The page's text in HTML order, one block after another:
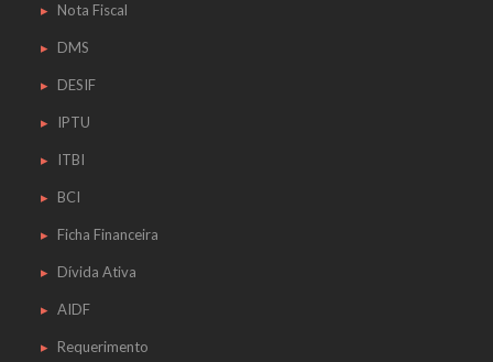
Nota Fiscal
DMS
DESIF
IPTU
ITBI
BCI
Ficha Financeira
Dívida Ativa
AIDF
Requerimento